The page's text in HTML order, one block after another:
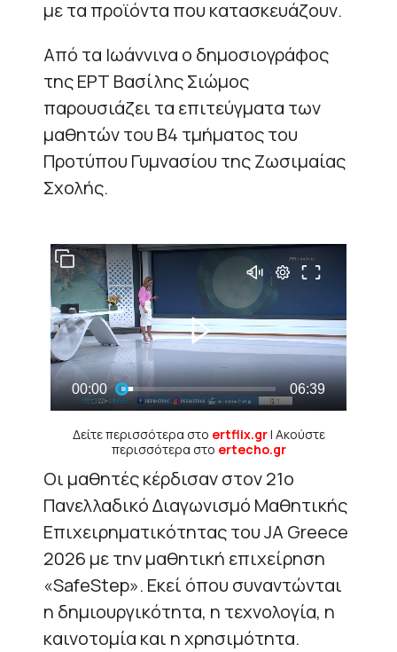
με τα προϊόντα που κατασκευάζουν.
Από τα Ιωάννινα ο δημοσιογράφος
της ΕΡΤ Βασίλης Σιώμος
παρουσιάζει τα επιτεύγματα των
μαθητών του Β4 τμήματος του
Προτύπου Γυμνασίου της Ζωσιμαίας
Σχολής.
Δείτε περισσότερα στο ertflix.gr| Ακούστε
περισσότερα στο ertecho.gr
Οι μαθητές κέρδισαν στον 21ο
Πανελλαδικό Διαγωνισμό Μαθητικής
Επιχειρηματικότητας του JA Greece
2026 με την μαθητική επιχείρηση
«SafeStep». Εκεί όπου συναντώνται
η δημιουργικότητα, η τεχνολογία, η
καινοτομία και η χρησιμότητα.